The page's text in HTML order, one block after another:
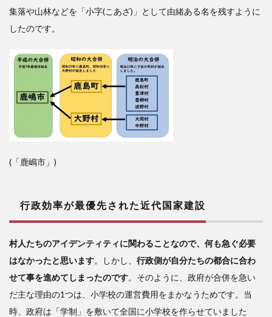
集落や山林などを「小字(こあざ)」として由緒ある名を残すように
したのです。
(「鹿嶋市」)
行政効率が最優先された近代国家建設
村人たちのアイデンティティに関わることなので、何も急ぐ必要
はなかったと思います。しかし、 行政側が自分たちの都合に合わ
せて事を進めてしまったのです。そのように、政府が合併を急い
だ主な理由の1つは、小学校の運営費用をまかなうためです。当
時、政府は「学制」を敷いて全国に小学校を作らせていました